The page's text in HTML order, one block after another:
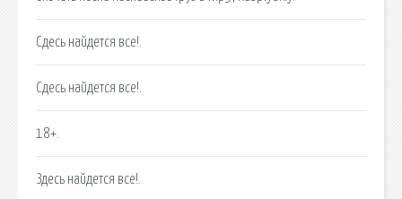
Сдесь найдется все!.
Сдесь найдется все!.
18+.
Здесь найдется все!.